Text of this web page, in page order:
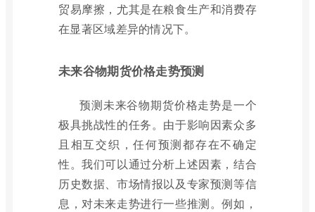
贸易摩擦，尤其是在粮食生产和消费存
在显著区域差异的情况下。
未来谷物期货价格走势预测
预测未来谷物期货价格走势是一个
极具挑战性的任务。由于影响因素众多
且相互交织，任何预测都存在不确定
性。我们可以通过分析上述因素，结合
历史数据、市场情报以及专家预测等信
息，对未来走势进行一些推测。例如，